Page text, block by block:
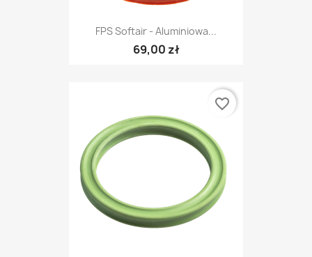
FPS Softair - Aluminiowa...
69,00 zł
favorite_border